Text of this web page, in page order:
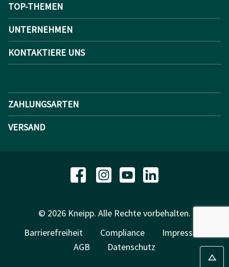
TOP-THEMEN
UNTERNEHMEN
KONTAKTIERE UNS
ZAHLUNGSARTEN
VERSAND
© 2026 Kneipp. Alle Rechte vorbehalten.
Barrierefreiheit
Compliance
Impressum
AGB
Datenschutz